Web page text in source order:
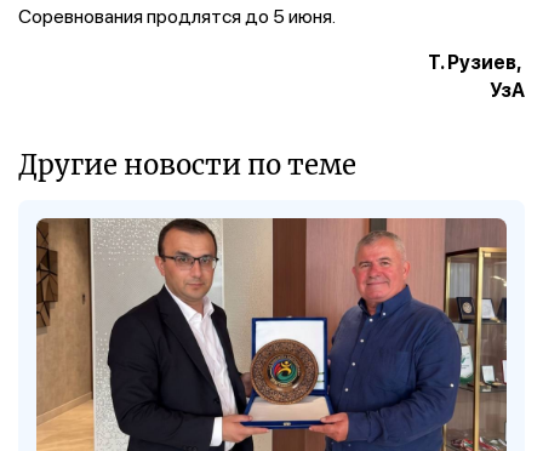
Соревнования продлятся до 5 июня.
Т. Рузиев,
УзА
Другие новости по теме